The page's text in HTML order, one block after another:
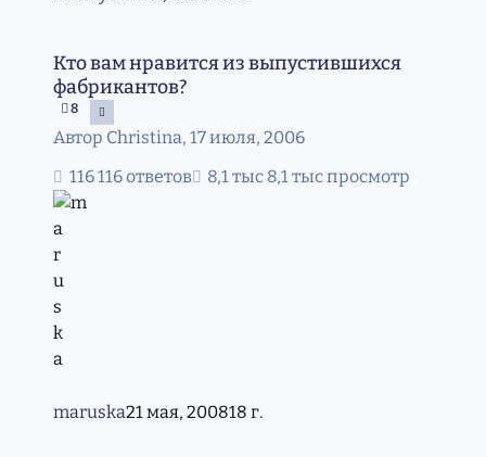
Кто вам нравится из выпустившихся
фабрикантов?
8
Автор Christina, 17 июля, 2006
116 ответов
8,1 тыс просмотр
maruska21 мая, 200818 г.